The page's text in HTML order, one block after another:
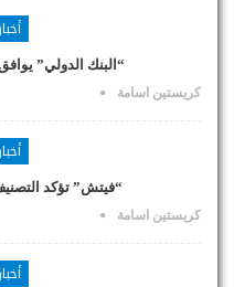
“البنك الدولي” يوافق على
كريستين اسامة
“فيتش” تؤكد
كريستين اسامة